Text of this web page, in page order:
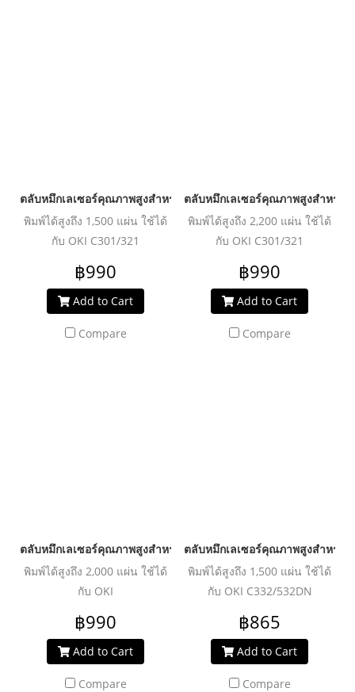
ตลับหมึกเลเซอร์คุณภาพสูงสำหรับ OKI รุ่น C301dn C
พิมพ์ได้สูงถึง 1,500 แผ่น ใช้ได้
กับ OKI C301/321
฿990
Add to Cart
Compare
ตลับหมึกเลเซอร์คุณภาพสูงสำหรับ
พิมพ์ได้สูงถึง 2,200 แผ่น ใช้ได้
กับ OKI C301/321
฿990
Add to Cart
Compare
ตลับหมึกเลเซอร์คุณภาพสูงสำหรับ OKI รุ่น C310dn Y
พิมพ์ได้สูงถึง 2,000 แผ่น ใช้ได้
กับ OKI
฿990
Add to Cart
Compare
ตลับหมึกเลเซอร์คุณภาพสูงสำหรับ
พิมพ์ได้สูงถึง 1,500 แผ่น ใช้ได้
กับ OKI C332/532DN
฿865
Add to Cart
Compare